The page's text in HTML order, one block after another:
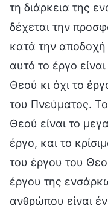
τη διάρκεια της
δέχεται την
κατά την
αυτό το έργο
Θεού κι όχι το
του Πνεύματος.
Θεού είναι το
έργο, και το
του έργου του
έργου της
ανθρώπου είναι